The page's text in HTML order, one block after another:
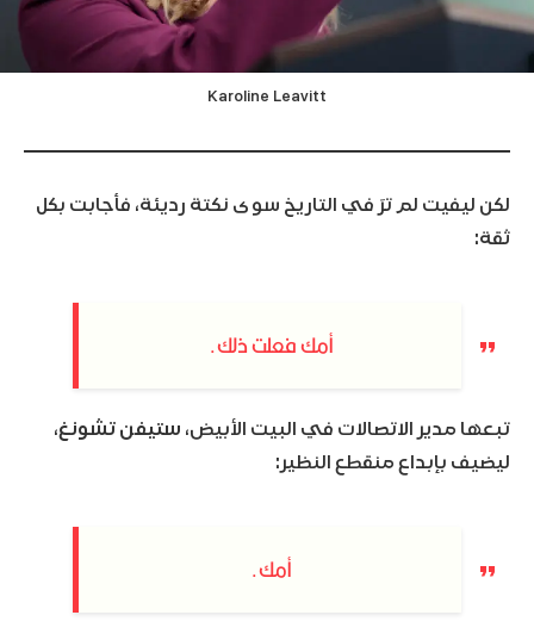
Karoline Leavitt
لكن ليفيت لم ترَ في التاريخ سوى نكتة رديئة، فأجابت بكل
ثقة:
أمك فعلت ذلك.
تبعها مدير الاتصالات في البيت الأبيض، ستيفن تشونغ،
ليضيف بإبداع منقطع النظير:
أمك.